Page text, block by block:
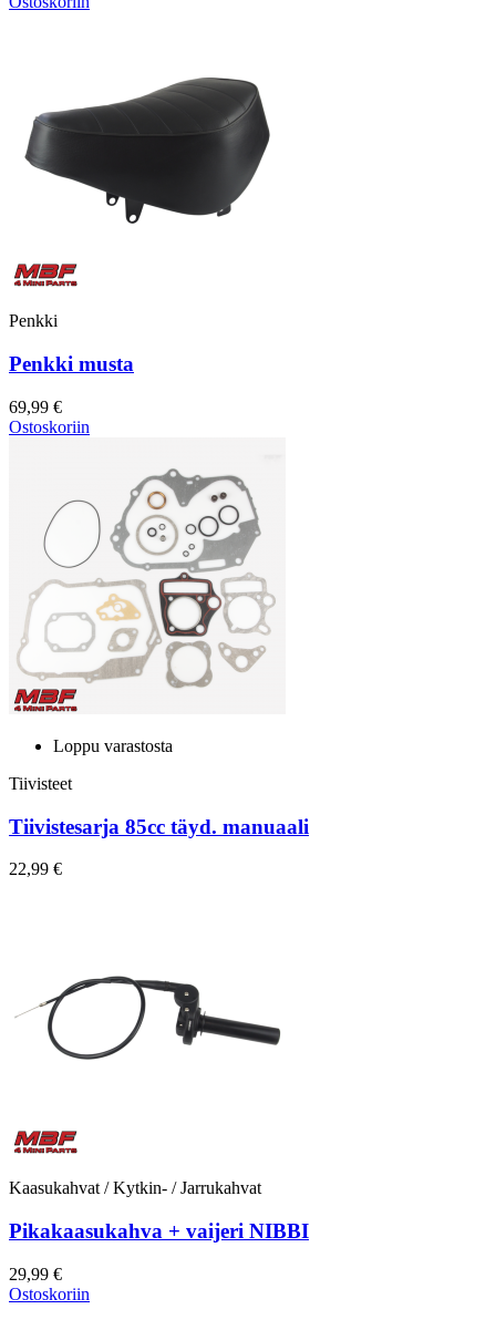
Penkki
Penkki musta
69,99 €
Ostoskoriin
Loppu varastosta
Tiivisteet
Tiivistesarja 85cc täyd. manuaali
22,99 €
Kaasukahvat / Kytkin- / Jarrukahvat
Pikakaasukahva + vaijeri NIBBI
29,99 €
Ostoskoriin